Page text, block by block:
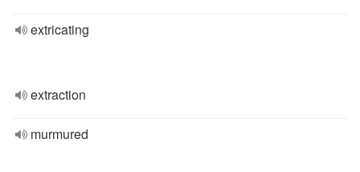
extricating
extraction
murmured